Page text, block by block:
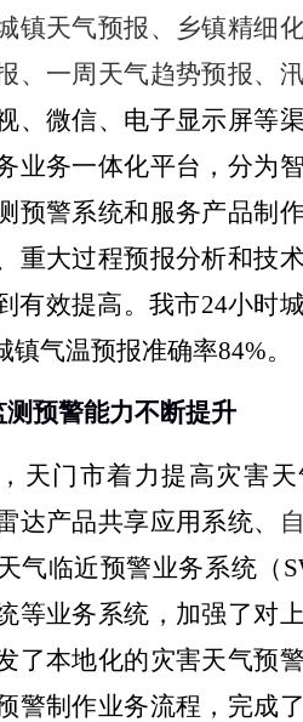
镇天气预报、乡镇精细
、一周天气趋势预报、
、微信、电子显示屏等
业务一体化平台，分为
预警系统和服务产品制
重大过程预报分析和技
有效提高。我市24小时
镇气温预报准确率84%。
测预警能力不断提升
，天门市着力提高灾害
达产品共享应用系统、
气临近预警业务系统（
等业务系统，加强了对
了本地化的灾害天气预
警制作业务流程， 完成